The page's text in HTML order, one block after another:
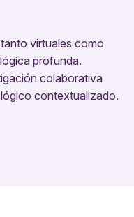
virtuales como
profunda.
colaborativa
contextualizado.